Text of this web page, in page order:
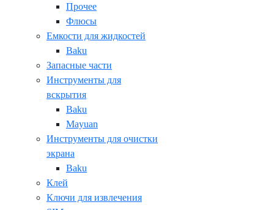
Прочее
Флюсы
Емкости для жидкостей
Baku
Запасные части
Инструменты для
вскрытия
Baku
Mayuan
Инструменты для очистки
экрана
Baku
Клей
Ключи для извлечения